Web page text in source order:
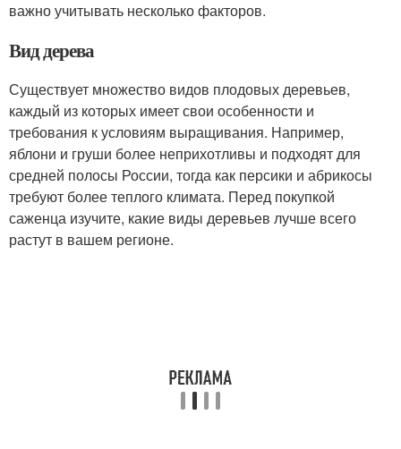
важно учитывать несколько факторов.
Вид дерева
Существует множество видов плодовых деревьев,
каждый из которых имеет свои особенности и
требования к условиям выращивания. Например,
яблони и груши более неприхотливы и подходят для
средней полосы России, тогда как персики и абрикосы
требуют более теплого климата. Перед покупкой
саженца изучите, какие виды деревьев лучше всего
растут в вашем регионе.